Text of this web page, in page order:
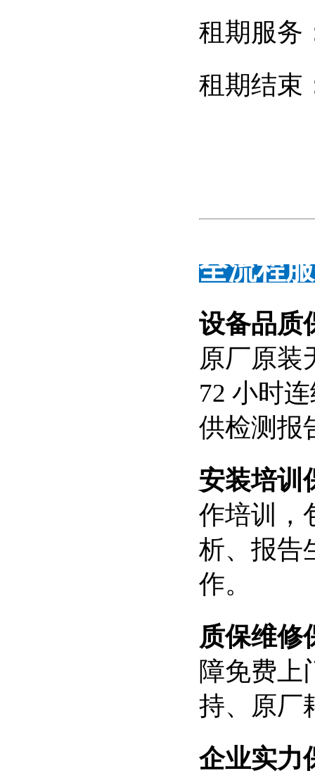
租期服务
租期结束
全流程
设备品质
原厂原装
72 小时
供检测报
安装培训
作培训，
析、报告
作。
质保维修
障免费上
持、原厂
企业实力